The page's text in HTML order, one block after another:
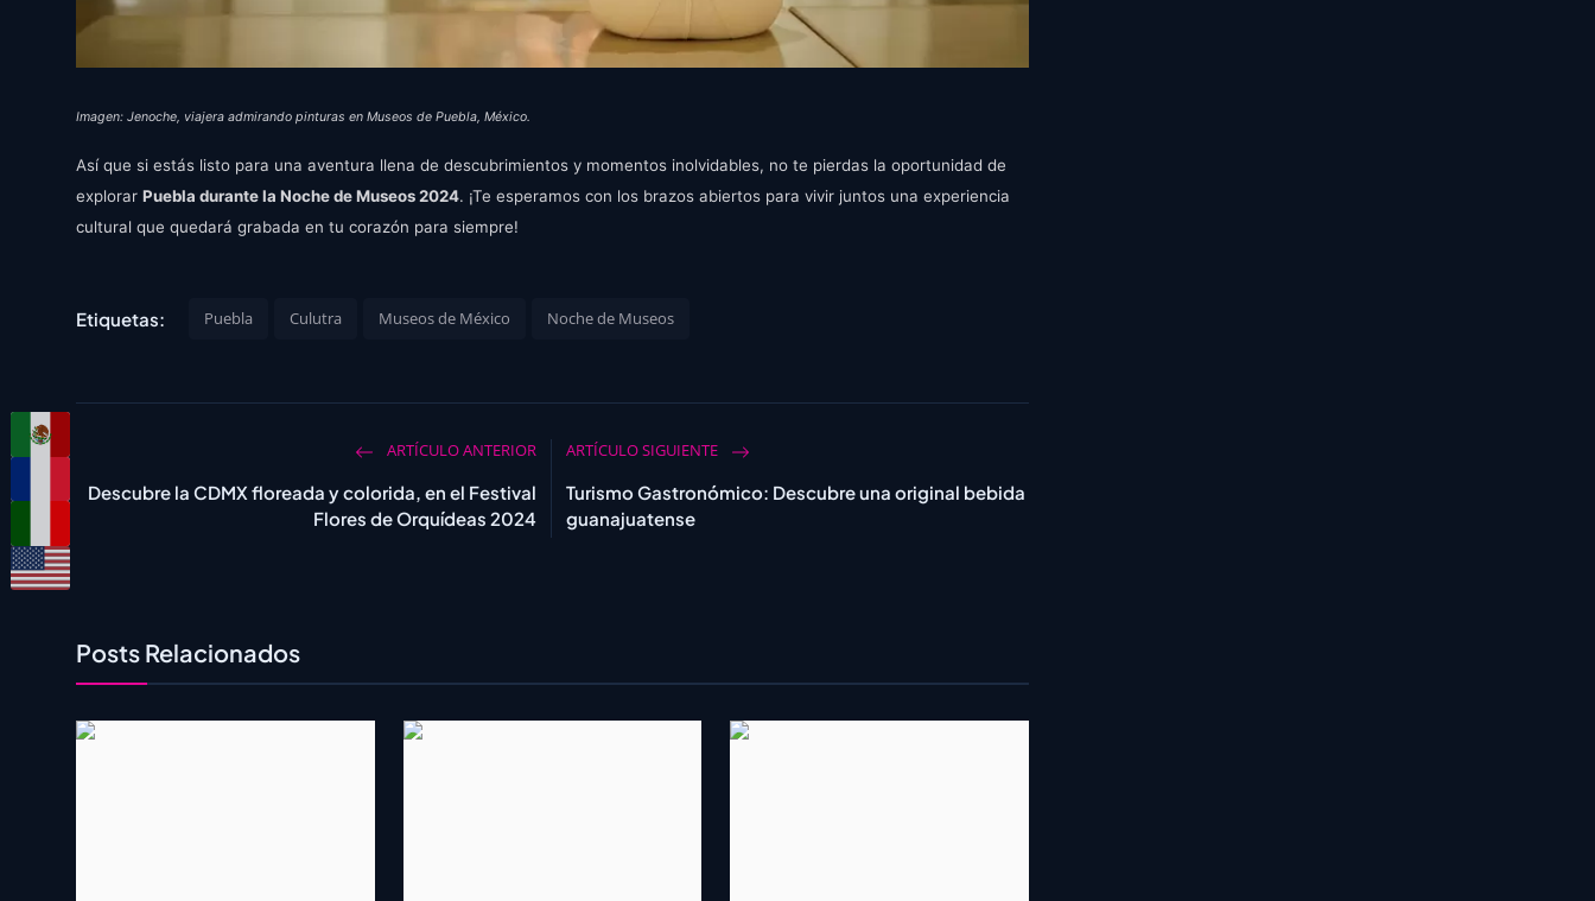
Imagen: Jenoche, viajera admirando pinturas en Museos de Puebla, México.
Así que si estás listo para una aventura llena de descubrimientos y momentos inolvidables, no te pierdas la oportunidad de
explorar Puebla durante la Noche de Museos 2024. ¡Te esperamos con los brazos abiertos para vivir juntos una experiencia
cultural que quedará grabada en tu corazón para siempre!
Etiquetas: Puebla Culutra Museos de México Noche de Museos
ARTÍCULO ANTERIOR
Descubre la CDMX floreada y colorida, en el Festival
Flores de Orquídeas 2024
ARTÍCULO SIGUIENTE
Turismo Gastronómico: Descubre una original bebida
guanajuatense
Posts Relacionados